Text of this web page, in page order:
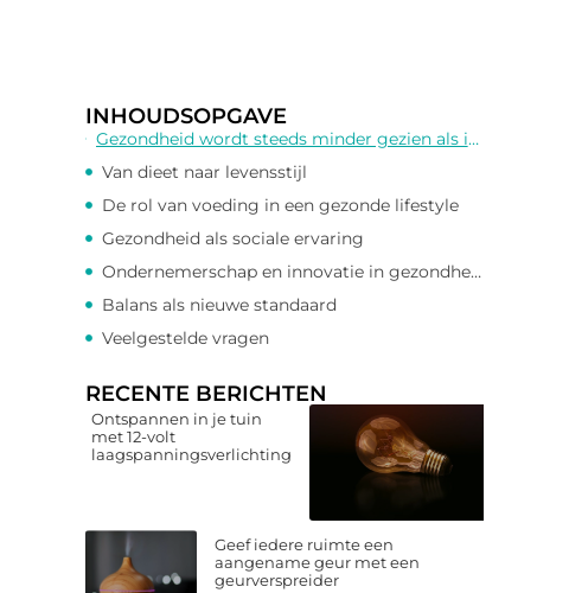
INHOUDSOPGAVE
Gezondheid wordt steeds minder gezien als iets dat alleen met voeding of sporten te maken heeft. Waar vroeger de focus vooral lag op diëten of individuele trainingsschema’s, kijken steeds meer mensen naar gezondheid als onderdeel van een bredere levensstijl. Het gaat niet alleen om wat je eet of hoe vaak je sport, maar ook om balans, ontspanning, sociale contacten en dagelijkse keuzes die bijdragen aan een fit en energiek leven.
Van dieet naar levensstijl
De rol van voeding in een gezonde lifestyle
Gezondheid als sociale ervaring
Ondernemerschap en innovatie in gezondheid
Balans als nieuwe standaard
Veelgestelde vragen
RECENTE BERICHTEN
Ontspannen in je tuin
met 12-volt
laagspanningsverlichting
Geef iedere ruimte een
aangename geur met een
geurverspreider